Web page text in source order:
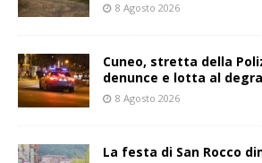
8 Agosto 2026
Cuneo, stretta della
denunce e lotta al
8 Agosto 2026
La festa di San Rocco